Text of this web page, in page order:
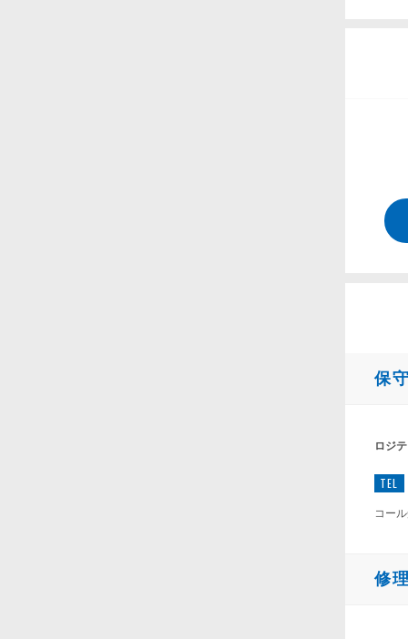
保
ロジ
TEL
コー
修